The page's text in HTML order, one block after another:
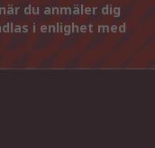
du anmäler dig
i enlighet med